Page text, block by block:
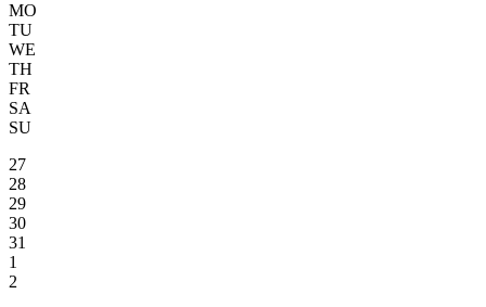
MO
TU
WE
TH
FR
SA
SU
27
28
29
30
31
1
2